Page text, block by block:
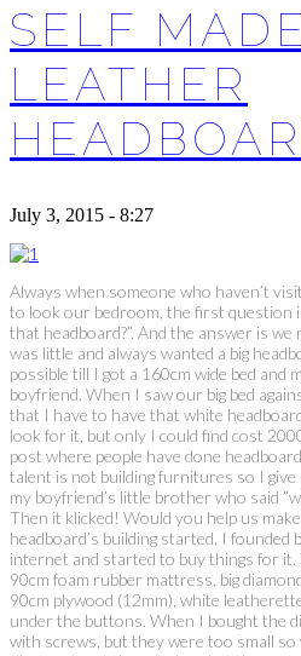
SELF MADE
LEATHER
July 3, 2015 - 8:27
Always when someone who haven’t
to look our bedroom, the first question
that headboard?”. And the answer is
was little and always wanted a big
possible till I got a 160cm wide bed and
boyfriend. When I saw our big bed
that I have to have that white
look for it, but only I could find cost
post where people have done
talent is not building furnitures so I
my boyfriend’s little brother who said
Then it klicked! Would you help us
headboard’s building started. I
internet and started to buy things for it.
90cm foam rubber mattress, big
90cm plywood (12mm), white
under the buttons. When I bought the
with screws, but they were too small so